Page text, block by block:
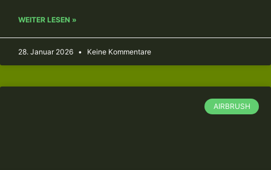
WEITER LESEN »
28. Januar 2026 Keine Kommentare
AIRBRUSH